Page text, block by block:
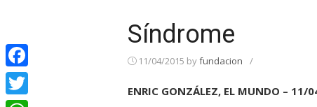
Síndrome
11/04/2015 byfundacion /
ENRIC GONZÁLEZ, EL MUNDO – 11/
Facebook